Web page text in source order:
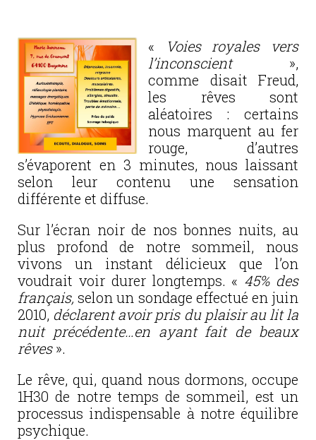
«
Voies royales vers
l’inconscient»,
comme disait Freud,
les rêves sont
aléatoires : certains
nous marquent au fer
rouge, d’autres
s’évaporent en 3 minutes, nous laissant
selon leur contenu une sensation
différente et diffuse.
Sur l’écran noir de nos bonnes nuits, au
plus profond de notre sommeil, nous
vivons un instant délicieux que l’on
voudrait voir durer longtemps. « 45% des
français, selon un sondage effectué en juin
2010, déclarent avoir pris du plaisir au lit la
nuit précédente…en ayant fait de beaux
rêves».
Le rêve, qui, quand nous dormons, occupe
1H30 de notre temps de sommeil, est un
processus indispensable à notre équilibre
psychique.